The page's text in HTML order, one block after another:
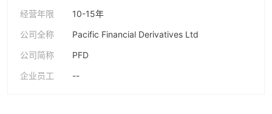
经营年限
10-15年
公司全称
Pacific Financial Derivatives Ltd
公司简称
PFD
企业员工
--